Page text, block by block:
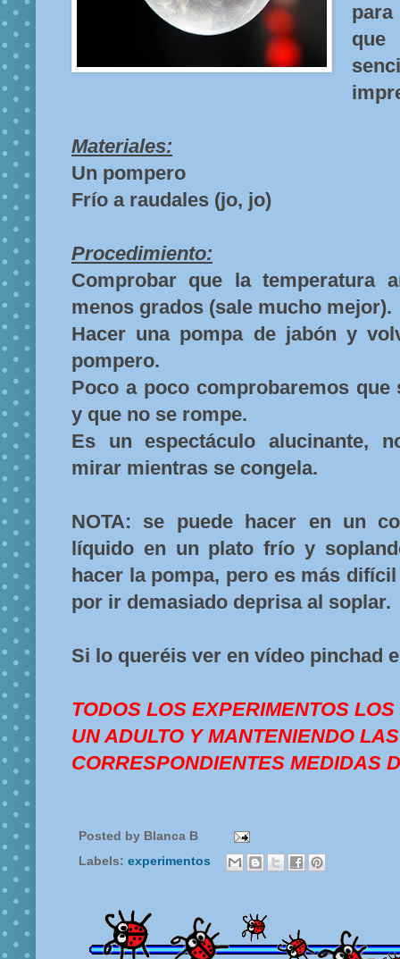
para
Materiales:
Un pompero
Frío a raudales (jo, jo)
Procedimiento:
Comprobar que la temperatura
menos grados (sale mucho mejor).
Hacer una pompa de jabón y
pompero.
Poco a poco comprobaremos que
y que no se rompe.
Es un espectáculo alucinante,
mirar mientras se congela.
NOTA: se puede hacer en un
líquido en un plato frío y
hacer la pompa, pero es más
por ir demasiado deprisa al soplar.
Si lo queréis ver en vídeo pinchad
TODOS LOS EXPERIMENTOS
UN ADULTO Y MANTENIENDO LAS
CORRESPONDIENTES MEDIDAS
Posted by Blanca B
Labels: experimentos